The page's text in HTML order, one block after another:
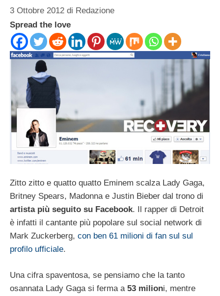
3 Ottobre 2012 di Redazione
Spread the love
Zitto zitto e quatto quatto Eminem scalza Lady Gaga,
Britney Spears, Madonna e Justin Bieber dal trono di
artista più seguito su Facebook. Il rapper di Detroit
è infatti il cantante più popolare sul social network di
Mark Zuckerberg, con ben 61 milioni di fan sul sul
profilo ufficiale.
Una cifra spaventosa, se pensiamo che la tanto
osannata Lady Gaga si ferma a 53 milioni, mentre